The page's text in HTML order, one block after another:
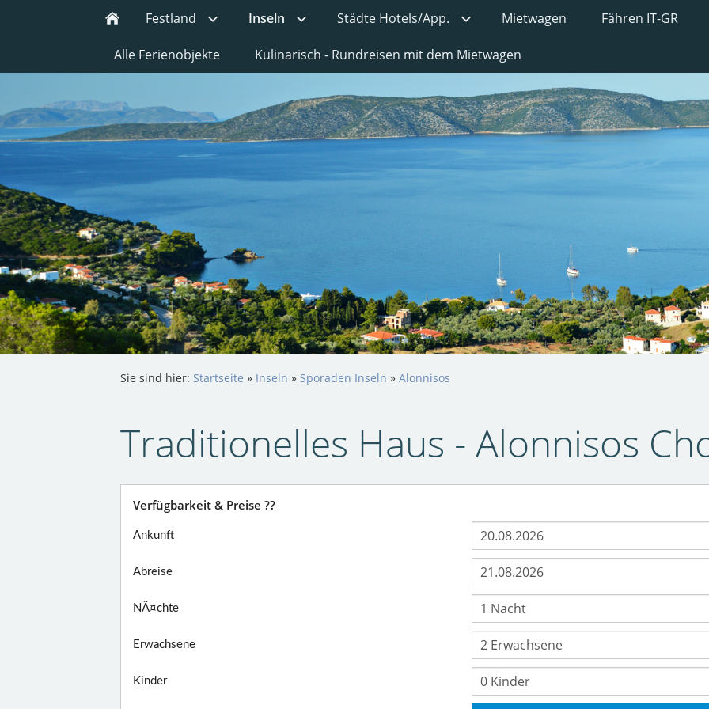
Festland Inseln Städte Hotels/App. Mietwagen Fähren IT-GR
Alle Ferienobjekte Kulinarisch - Rundreisen mit dem Mietwagen
Sie sind hier: Startseite » Inseln » Sporaden Inseln » Alonnisos
Traditionelles Haus - Alonnisos
Verfügbarkeit & Preise ??
Ankunft
Abreise
NÃ¤chte
Erwachsene
Kinder